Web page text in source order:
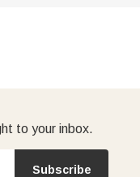
to your inbox.
Subscribe